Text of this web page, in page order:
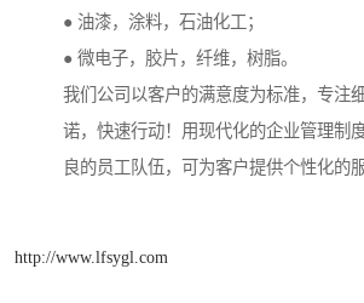
● 油漆，涂料，石油化工；
● 微电子，胶片，纤维，树脂。
我们公司以客户的满意度为标准，专注
诺，快速行动！用现代化的企业管理制
良的员工队伍，可为客户提供个性化的服
http://www.lfsygl.com